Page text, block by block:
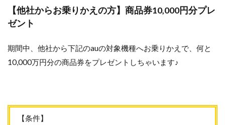
【他社からお乗りかえの方】商品券10,000円分プレ
ゼント
期間中、他社から下記のauの対象機種へお乗りかえで、何と
10,000万円分の商品券をプレゼントしちゃいます♪
【条件】